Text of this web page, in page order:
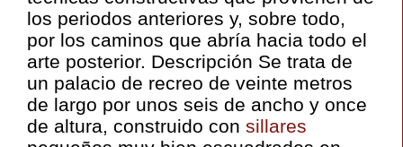
los periodos anteriores y, sobre todo,
por los caminos que abría hacia todo el
arte posterior. Descripción Se trata de
un palacio de recreo de veinte metros
de largo por unos seis de ancho y once
de altura, construido con sillares